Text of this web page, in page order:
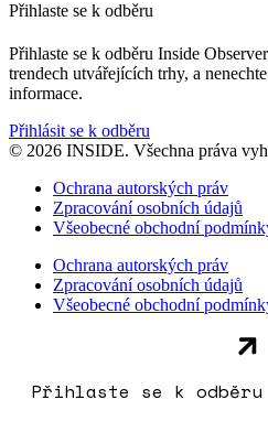
Přihlaste se k odběru
Přihlaste se k odběru Inside
trendech utvářejících trhy, a
informace.
Přihlásit se k odběru
© 2026 INSIDE. Všechna práva
Ochrana autorských práv
Zpracování osobních údajů
Všeobecné obchodní
Ochrana autorských práv
Zpracování osobních údajů
Všeobecné obchodní
Přihlaste se k